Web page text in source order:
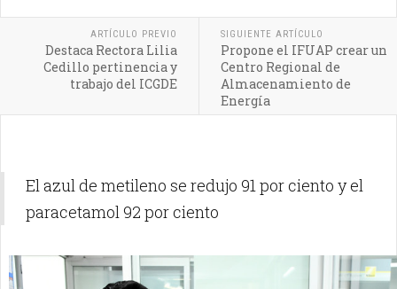
ARTÍCULO PREVIO
Destaca Rectora Lilia
Cedillo pertinencia y
trabajo del ICGDE
SIGUIENTE ARTÍCULO
Propone el IFUAP crear un
Centro Regional de
Almacenamiento de
Energía
El azul de metileno se redujo 91 por ciento y el
paracetamol 92 por ciento